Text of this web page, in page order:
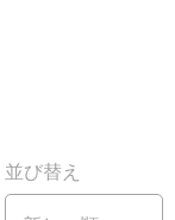
並び替え